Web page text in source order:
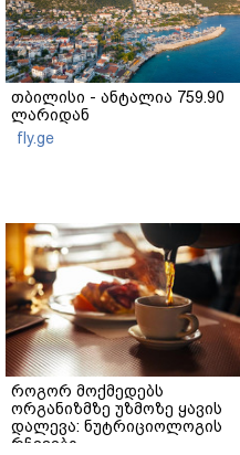
თბილისი - ანტალია 759.90
ლარიდან
fly.ge
როგორ მოქმედებს
ორგანიზმზე უზმოზე ყავის
დალევა: ნუტრიციოლოგის
რჩევები